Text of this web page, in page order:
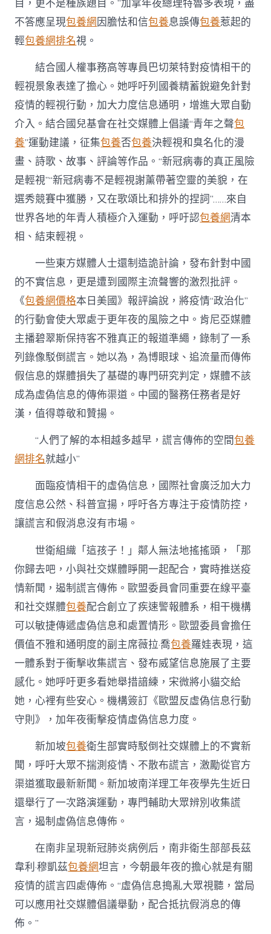
目，更不是種族題目。”加拿年夜總理特魯多表現，盡
不答應呈現包養網因膽怯和信包養息誤傳包養惹起的
輕包養網排名視。
結合國人權事務高等專員巴切萊特對疫情相干的
輕視景象表達了擔心。她呼吁列國養精蓄銳避免針對
疫情的輕視行動，加大力度信息通明，增進大眾自動
介入。結合國兒基會在社交媒體上倡議“青年之聲包
養”運動建議，征集包養否包養決輕視和臭名化的漫
畫、詩歌、故事、評論等作品。“新冠病毒的真正風險
是輕視”“新冠病毒不是輕視謝薰帶著空靈的美貌，在
選秀競賽中獲勝，又在歌頌比和排外的捏詞”……來自
世界各地的年青人積極介入運動，呼吁認包養網清本
相、結束輕視。
一些東方媒體人士還制造詭計論，發布針對中國
的不實信息，更是遭到國際主流聲響的激烈批評。
《包養網價格本日美國》報評論說，將疫情“政治化”
的行動會使大眾處于更年夜的風險之中。肯尼亞媒體
主播碧翠斯保持客不雅真正的報道準繩，錄制了一系
列錄像駁倒謊言。她以為，為博眼球、追流量而傳佈
假信息的媒體損失了基礎的專門研究判定，媒體不該
成為虛偽信息的傳佈渠道。中國的醫務任務者是好
漢，值得尊敬和贊揚。
“人們了解的本相越多越早，謊言傳佈的空間包養
網排名就越小”
面臨疫情相干的虛偽信息，國際社會廣泛加大力
度信息公然、科普宣揚，呼吁各方專注于疫情防控，
讓謊言和假消息沒有市場。
世衛組織「這孩子！」鄰人無法地搖搖頭，「那
你歸去吧，小與社交媒體睜開一起配合，實時推送疫
情新聞，遏制謊言傳佈。歐盟委員會同重要在線平臺
和社交媒體包養配合創立了疾速警報體系，相干機構
可以敏捷傳遞虛偽信息和處置情形。歐盟委員會擔任
價值不雅和通明度的副主席薇拉·喬包養羅娃表現，這
一體系對于衝擊收集謊言、發布威望信息施展了主要
感化。她呼吁更多看她舉措諳練，宋微將小貓交給
她，心裡有些安心。機構簽訂《歐盟反虛偽信息行動
守則》，加年夜衝擊疫情虛偽信息力度。
新加坡包養衛生部實時駁倒社交媒體上的不實新
聞，呼吁大眾不揣測疫情、不散布謊言，激勵從官方
渠道獲取最新新聞。新加坡南洋理工年夜學先生近日
還舉行了一次路演運動，專門輔助大眾辨別收集謊
言，遏制虛偽信息傳佈。
在南非呈現新冠肺炎病例后，南非衛生部部長茲
韋利·穆凱茲包養網坦言，今朝最年夜的擔心就是有關
疫情的謊言四處傳佈。“虛偽信息搗亂大眾視聽，當局
可以應用社交媒體倡議舉動，配合抵抗假消息的傳
佈。”